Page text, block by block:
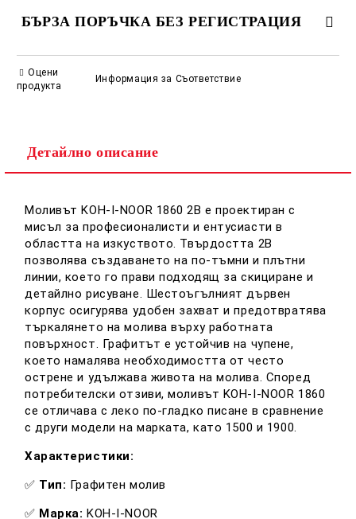
БЪРЗА ПОРЪЧКА БЕЗ РЕГИСТРАЦИЯ
Съгласен съм с
Ние ще се свържем с вас в рамките на работния ден.
Оцени
продукта
Информация за Съответствие
Детайлно описание
Моливът KOH-I-NOOR 1860 2B е проектиран с
мисъл за професионалисти и ентусиасти в
областта на изкуството. Твърдостта 2B
позволява създаването на по-тъмни и плътни
линии, което го прави подходящ за скициране и
детайлно рисуване.
Шестоъгълният дървен
корпус осигурява удобен захват и предотвратява
търкалянето на молива върху работната
повърхност.
Графитът е устойчив на чупене,
което намалява необходимостта от често
острене и удължава живота на молива. Според
потребителски отзиви, моливът KOH-I-NOOR 1860
се отличава с леко по-гладко писане в сравнение
с други модели на марката, като 1500 и 1900.
Характеристики:
✅ Тип: Графитен молив
✅ Марка: KOH-I-NOOR